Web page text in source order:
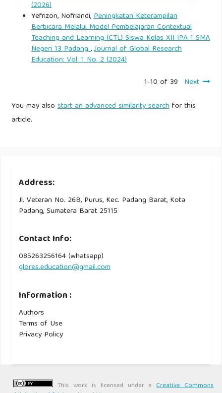
(2026)
Yefrizon, Nofriandi,Peningkatan Keterampilan
Berbicara Melalui Model Pembelajaran Contextual
Teaching and Learning (CTL) Siswa Kelas XII IPA 1 SMA
Negeri 13 Padang,Journal of Global Research
Education: Vol. 1 No. 2 (2024)
1-10 of 39 Next
You may alsostart an advanced similarity searchfor this
article.
Address:
Jl. Veteran No. 26B, Purus, Kec. Padang Barat, Kota
Padang, Sumatera Barat 25115
Contact Info:
085263256164 (whatsapp)
glores.education@gmail.com
Information :
Authors
Terms of Use
Privacy Policy
This work is licensed under aCreative Commons